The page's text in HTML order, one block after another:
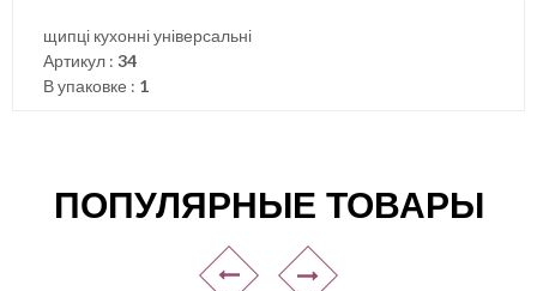
щипці кухонні універсальні
Артикул : 34
В упаковке : 1
ПОПУЛЯРНЫЕ ТОВАРЫ